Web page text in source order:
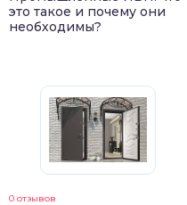
это такое и почему они
необходимы?
0 отзывов